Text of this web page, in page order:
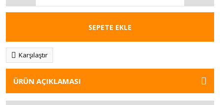
SEPETE EKLE
Karşılaştır
ÜRÜN AÇIKLAMASI